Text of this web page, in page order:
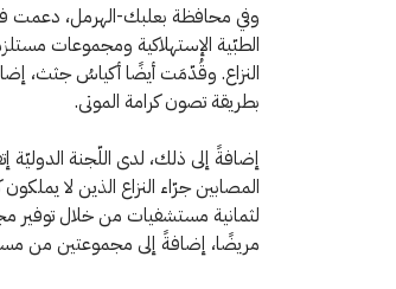
وفي محافظة بعلبك-الهرمل، دعمت
الطبّية الإستهلاكية ومجموعات
النزاع. وقُدّمَت أيضًا أكياسُ جثث،
بطريقة تصون كرامة الموتى.
إضافةً إلى ذلك، لدى اللّجنة
مريضًا، إضافةً إلى مجموعتين من